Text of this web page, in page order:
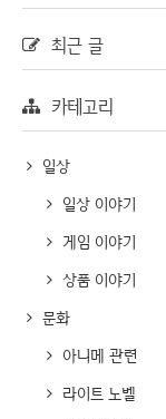
최근 글
카테고리
일상
일상 이야기
게임 이야기
상품 이야기
문화
아니메 관련
라이트 노벨